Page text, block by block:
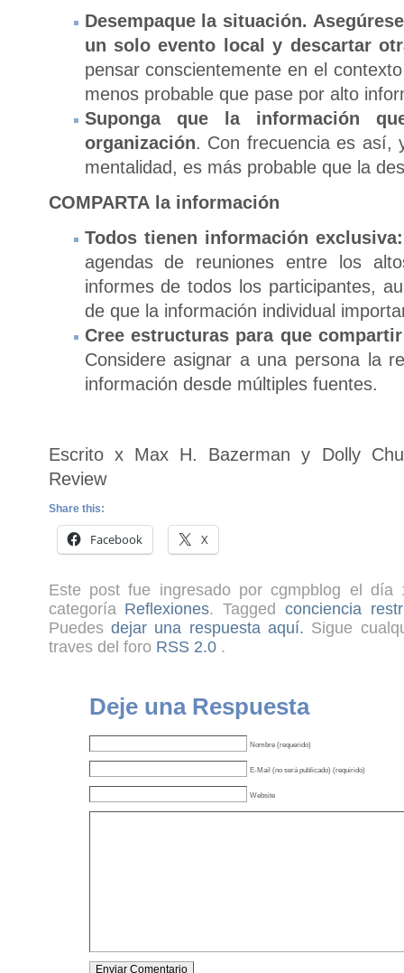
Desempaque la situación.
un solo evento local y descartar
pensar conscientemente en el
menos probable que pase por alto
Suponga que la información
organización. Con frecuencia es así,
mentalidad, es más probable que la
COMPARTA la información
Todos tienen información
agendas de reuniones entre los
informes de todos los participantes,
de que la información individual
Cree estructuras para que
Considere asignar a una persona la
información desde múltiples fuentes.
Escrito x Max H. Bazerman y Dolly
Review
Share this:
Facebook X
Este post fue ingresado por cgmpblog el
categoría Reflexiones. Tagged conciencia
Puedes dejar una respuesta aquí. Sigue
traves del foro RSS 2.0.
Deje una Respuesta
Nombre (requerido)
E-Mail (no será publicado) (requirido)
Website